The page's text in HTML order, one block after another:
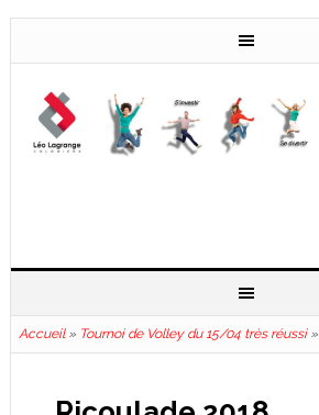
Accueil» Tournoi de Volley du 15/04 très réussi»